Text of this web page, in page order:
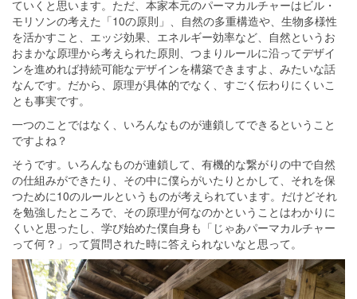
ていくと思います。ただ、本家本元のパーマカルチャーはビル・
モリソンの考えた「10の原則」、自然の多重構造や、生物多様性
を活かすこと、エッジ効果、エネルギー効率など、自然というお
おまかな原理から考えられた原則、つまりルールに沿ってデザイ
ンを進めれば持続可能なデザインを構築できますよ、みたいな話
なんです。だから、原理が具体的でなく、すごく伝わりにくいこ
とも事実です。
一つのことではなく、いろんなものが連鎖してできるということ
ですよね？
そうです。いろんなものが連鎖して、有機的な繋がりの中で自然
の仕組みができたり、その中に僕らがいたりとかして、それを保
つために10のルールというものが考えられています。だけどそれ
を勉強したところで、その原理が何なのかということはわかりに
くいと思ったし、学び始めた僕自身も「じゃあパーマカルチャー
って何？」って質問された時に答えられないなと思って。